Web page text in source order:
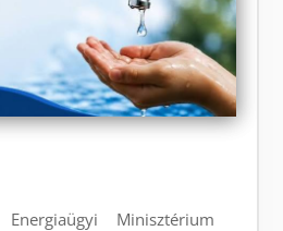
Energiaügyi Minisztérium